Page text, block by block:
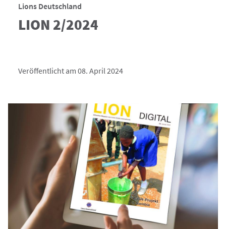
Lions Deutschland
LION 2/2024
Veröffentlicht am 08. April 2024